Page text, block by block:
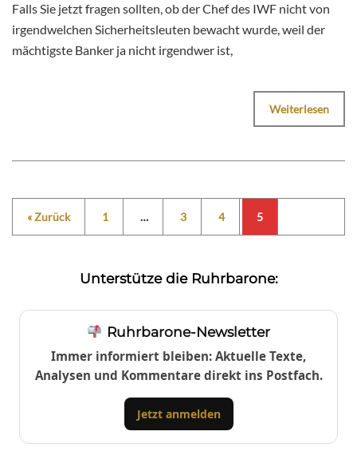
Falls Sie jetzt fragen sollten, ob der Chef des IWF nicht von
irgendwelchen Sicherheitsleuten bewacht wurde, weil der
mächtigste Banker ja nicht irgendwer ist,
Weiterlesen
« Zurück 1 … 3 4 5
Unterstütze die Ruhrbarone:
Ruhrbarone-Newsletter
Immer informiert bleiben: Aktuelle Texte,
Analysen und Kommentare direkt ins Postfach.
Jetzt anmelden